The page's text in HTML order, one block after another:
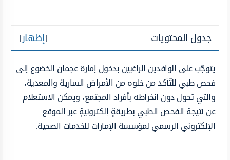
جدول المحتويات [إظهار]
يتوجّب على الوافدين الراغبين بدخول إمارة عجمان الخضوع إلى
فحص طبي للتّأكد من خلوه من الأمراض السارية والمعدية،
والتي تحول دون انخراطه بأفراد المجتمع، ويمكن الاستعلام
عن نتيجة الفحص الطبي بطريقةٍ إلكترونيةٍ عبر الموقع
الإلكتروني الرسمي لمؤسسة الإمارات للخدمات الصحية.